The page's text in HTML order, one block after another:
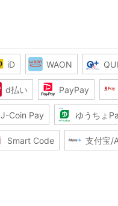
iD WAON
d払い PayPay
J-Coin Pay ゆうちょ
Smart Code 支付宝/